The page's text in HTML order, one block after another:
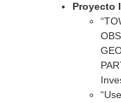
Proyecto